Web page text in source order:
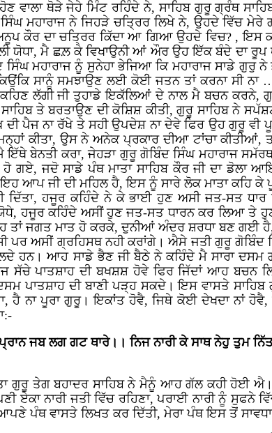
ਵਾਲਾ ਥੋੜੇ ਜੇਹੇ ਮਿੰਟ ਰਹਿੰਦੇ ਨੇ, ਸਾਹਿਬ ਗੁਰੂ ਗ੍ਰੰਥ
ਮਹਾਰਾਜ ਨੇ ਜਿਹੜੇ ਚਤ੍ਰਿਰ ਲਿਖੇ ਨੇ, ਉਹਦੇ ਵਿੱਚ
ਕੌਰ ਦਾ ਚਤ੍ਰਿਰ ਕਿੱਦਾ ਆ ਗਿਆ ਉਹਦੇ ਵਿਚ? ,
ਯੋਧਾ, ਮੈ ਛਲ਼ ਕੇ ਵਿਖਾਉਨੀ ਆਂ ਔਰ ਉਹ ਇੱਕ ਬੰਦੇ ਦਾ
ਮਹਾਰਾਜ ਨੂੰ ਸੁਨੇਹਾ ਭੇਜਿਆ ਕਿ ਮਹਾਰਾਜ ਸਾਡੇ ਗੁਰੁ ਨੇ
ਸਾਨੂੰ ਸਮਝਾਉਣ ਲਈ ਕੋਈ ਜਤਨ ਤਾਂ ਕਰਨਾ ਸੀ
ਕਹਿਣ ਲੱਗੀ ਜੀ ਤੁਹਾਡੇ ਇਕੱਲਿਆਂ ਦੇ ਨਾਲ ਮੈ ਬਚਨ
ਤੇ ਬਰਤਾਉਣ ਦੀ ਕੋਸ਼ਿਸ਼ ਕੀਤੀ, ਗੁਰੂ ਸਾਹਿਬ ਨੇ
ਪੈਜ ਨਾ ਰੱਖੇ ਤੇ ਸਹੀ ਉਪਦੇਸ਼ ਨਾ ਦੇਵੇ ਫਿਰ ਉਹ ਗੁਰੂ ਵੀ
ਕੀਤਾ, ਉਸ ਨੇ ਅਨੇਕ ਪ੍ਰਕਾਰ ਦੀਆ ਟਾਂਚਾ ਕੀਤੀਆਂ,
ਬੇਨਤੀ ਕਰਾ, ਜੇਹੜਾ ਗੁਰੂ ਗੋਬਿੰਦ ਸਿੰਘ ਮਹਾਰਾਜ
ਹੋ ਗਏ, ਜਦੋ ਸਾਡੇ ਪੰਥ ਮਾਤਾ ਸਾਹਿਬ ਕੌਰ ਜੀ ਦਾ
ਆਪ ਜੀ ਦੀ ਮਹਿਲ ਹੈ, ਇਸ ਨੂੰ ਸਾਰੇ ਲੋਕ ਮਾਤਾ ਕਹਿ ਕੇ
ਦਿੱਤਾ, ਹਜੂਰ ਕਹਿੰਦੇ ਨੇ ਕੇ ਭਾਈ ਹੁਣ ਅਸੀ ਜਤ-ਸਤ
ਹਜੂਰ ਕਹਿੰਦੇ ਅਸੀਂ ਹੁਣ ਜਤ-ਸਤ ਧਾਰਨ ਕਰ ਲਿਆ ਤੇ
ਇਹ ਤਾਂ ਜਗਤ ਮਾਤ ਹੋ ਕਰਕੇ, ਦੁਨੀਆਂ ਅੰਦਰ ਸ਼ਰਧਾ ਬਣ ਗਈ
ਪਰ ਅਸੀਂ ਗ੍ਰਹਿਸਥ ਨਹੀ ਕਰਾਂਗੇ। ਐਸੇ ਜਤੀ ਗੁਰੂ ਗੋਬਿੰਦ
ਆਹ ਸਾਡੇ ਭੈਣ ਜੀ ਬੈਠੇ ਨੇ ਕਹਿੰਦੇ ਮੈ ਸਾਰਾ ਦਸਮ
ਸੱਚੇ ਪਾਤਸ਼ਾਹ ਦੀ ਬਖਸ਼ਸ਼ ਹੋਵੇ ਫਿਰ ਜਿੱਦਾਂ ਆਹ ਬਚਨ
ਪਾਤਸ਼ਾਹ ਦੀ ਬਾਣੀ ਪੜ੍ਹ ਸਕਦੇ। ਇਸ ਵਾਸਤੇ
ਹੈ ਨਾ ਪੂਰਾ ਗੁਰੂ। ਇਕਾਂਤ ਹੋਵੈ, ਜਿਥੇ ਕੋਈ ਦੇਖਦਾ ਨਾਂ
ਜਬ ਲਗ ਗਟ ਥਾਰੇ।। ਨਿਜ ਨਾਰੀ ਕੇ ਸਾਥ ਨੇਹੁ ਤੁਮ
ਗੁਰੂ ਤੇਗ ਬਹਾਦਰ ਸਾਹਿਬ ਨੇ ਮੈਨੂੰ ਆਹ ਗੱਲ ਕਹੀ ਹੋਈ
ਏਕਾ ਨਾਰੀ ਜਤੀ ਵਿੱਚ ਰਹਿਣਾ, ਪਰਾਈ ਨਾਰੀ ਨੂੰ ਸੁਫਨੇ
ਪੰਥ ਵਾਸਤੇ ਲਿਖਤ ਕਰ ਦਿੱਤੀ, ਮੇਰਾ ਪੰਥ ਇਸ ਤੋਂ